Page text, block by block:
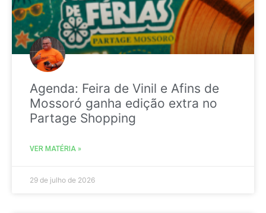
Agenda: Feira de Vinil e Afins de
Mossoró ganha edição extra no
Partage Shopping
VER MATÉRIA »
29 de julho de 2026